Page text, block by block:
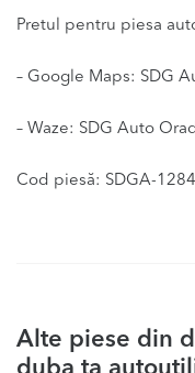
Pretul pentru piesa
– Google Maps: SDG
– Waze: SDG Auto
Cod piesă: SDGA-
Alte piese din